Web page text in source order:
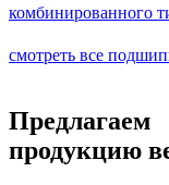
комбинированного
смотреть все
Предлагаем
продукцию